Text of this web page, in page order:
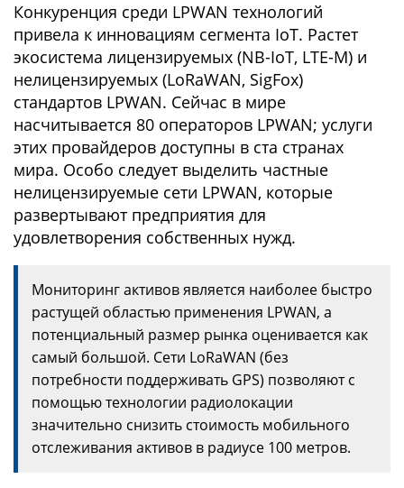
Конкуренция среди LPWAN технологий
привела к инновациям сегмента IoT. Растет
экосистема лицензируемых (NB-IoT, LTE-M) и
нелицензируемых (LoRaWAN, SigFox)
стандартов LPWAN. Сейчас в мире
насчитывается 80 операторов LPWAN; услуги
этих провайдеров доступны в ста странах
мира. Особо следует выделить частные
нелицензируемые сети LPWAN, которые
развертывают предприятия для
удовлетворения собственных нужд.
Мониторинг активов является наиболее быстро
растущей областью применения LPWAN, а
потенциальный размер рынка оценивается как
самый большой. Сети LoRaWAN (без
потребности поддерживать GPS) позволяют с
помощью технологии радиолокации
значительно снизить стоимость мобильного
отслеживания активов в радиусе 100 метров.